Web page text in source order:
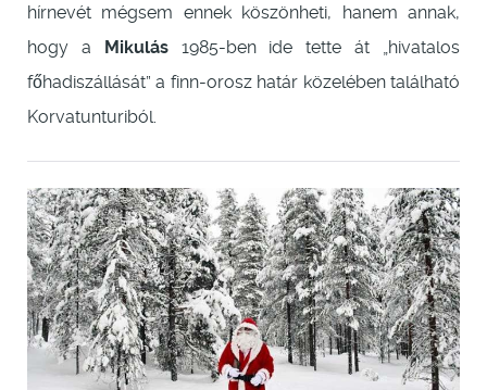
hírnevét mégsem ennek köszönheti, hanem annak,
hogy a Mikulás1985-ben ide tette át „hivatalos
főhadiszállását” a finn-orosz határ közelében található
Korvatunturiból.